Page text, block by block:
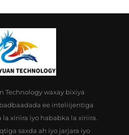
Technology waxay bixiya
ee inteliijentiga
la xiriira iyo hababka la xiriira.
saxda ah iyo jarjara iyo